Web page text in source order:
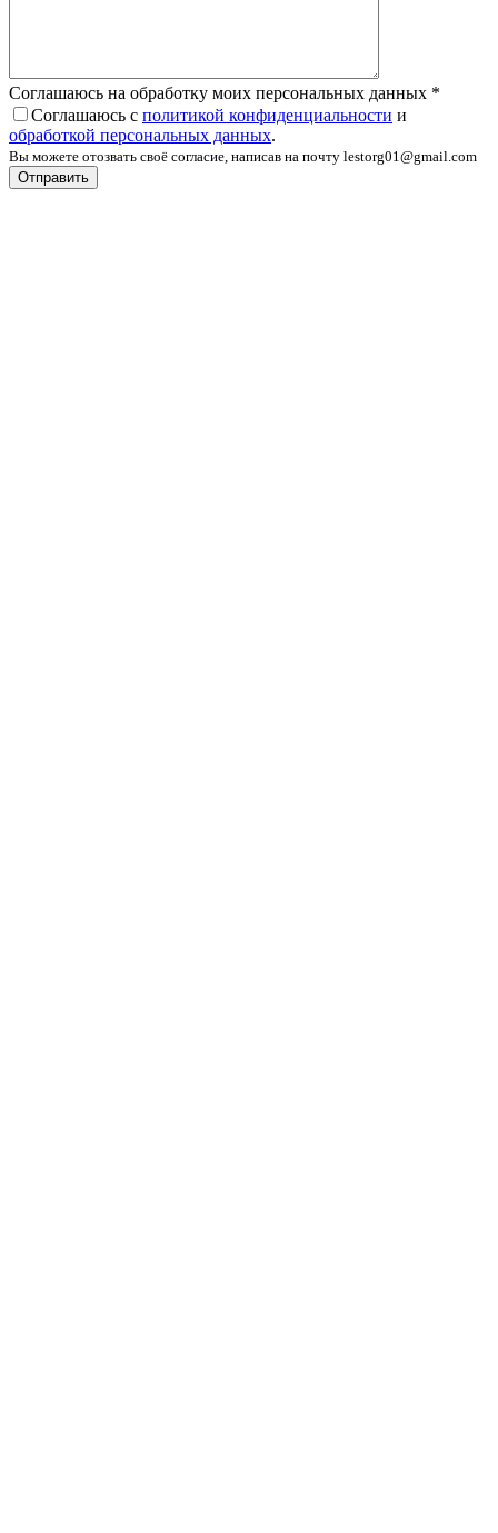
Соглашаюсь на обработку моих персональных данных *
Соглашаюсь с политикой конфиденциальности и
обработкой персональных данных.
Вы можете отозвать своё согласие, написав на почту lestorg01@gmail.com